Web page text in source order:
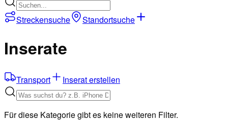
Streckensuche Standortsuche
Inserate
Transport Inserat erstellen
Für diese Kategorie gibt es keine weiteren Filter.